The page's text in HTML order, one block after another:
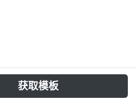
Essentials mind map template
overview of a 6-year diploma
获取模板